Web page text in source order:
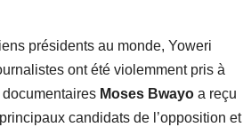
présidents au monde, Yoweri
ont été violemment pris à
Moses Bwayo a reçu
candidats de l’opposition et